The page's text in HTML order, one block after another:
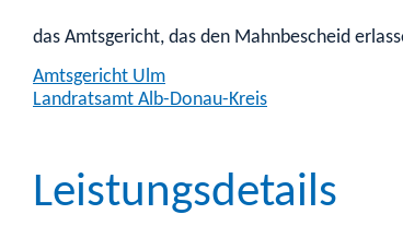
das Amtsgericht, das den Mahnbescheid
Amtsgericht Ulm
Landratsamt Alb-Donau-Kreis
Leistungsdetails